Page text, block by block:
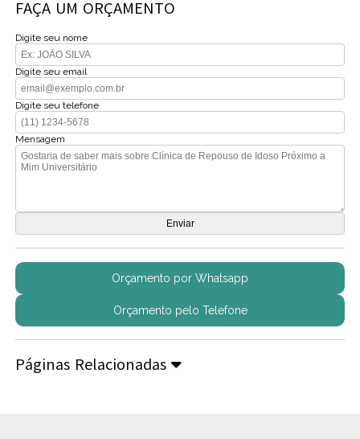
FAÇA UM ORÇAMENTO
Digite seu nome
Digite seu email
Digite seu telefone
Mensagem
Orçamento por Whatsapp
Orçamento pelo Telefone
Páginas Relacionadas